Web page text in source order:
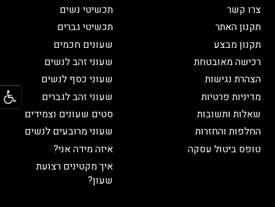
צרו קשר
תקנון האתר
תקנון מבצע
רכישה מאובטחת
הצהרת נגישות
מדיניות פרטיות
שאלות ותשובות
החלפות והחזרות
טופס ביטול עסקה
תכשיטי נשים
תכשיטי גברים
שעונים חכמים
שעוני זהב לנשים
שעוני כסף לנשים
שעוני זהב לגברים
סטים שעונים וצמידים
שעוני מרובעים לנשים
איזה מידה אני?
איך מקטינים רצועת
שעון?